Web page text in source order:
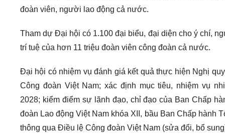
đoàn viên, người lao động cả nước.
Tham dự Đại hội có 1.100 đại biểu, đại diện cho ý chí,
trí tuệ của hơn 11 triệu đoàn viên công đoàn cả nước.
Đại hội có nhiệm vụ đánh giá kết quả thực hiện Nghị
Công đoàn Việt Nam; xác định mục tiêu, nhiệm vụ
2028; kiểm điểm sự lãnh đạo, chỉ đạo của Ban Chấp
đoàn Lao động Việt Nam khóa XII, bầu Ban Chấp hành
thông qua Điều lệ Công đoàn Việt Nam (sửa đổi, bổ